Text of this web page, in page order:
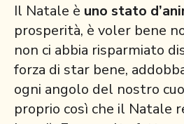
Il Natale è uno stato
prosperità, è voler bene
non ci abbia risparmiato
forza di star bene,
ogni angolo del nostro
proprio così che il Natale